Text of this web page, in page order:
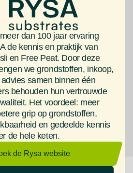
dan 100 jaar ervaring
de kennis en praktijk van
en Free Peat. Door deze
we grondstoffen, inkoop,
samen binnen één
behouden hun vertrouwde
Het voordeel: meer
grip op grondstoffen,
en gedeelde kennis
de hele keten.
de Rysa website